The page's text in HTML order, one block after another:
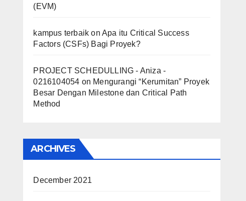
(EVM)
kampus terbaik on Apa itu Critical Success
Factors (CSFs) Bagi Proyek?
PROJECT SCHEDULLING - Aniza -
0216104054 on Mengurangi “Kerumitan” Proyek
Besar Dengan Milestone dan Critical Path
Method
ARCHIVES
December 2021